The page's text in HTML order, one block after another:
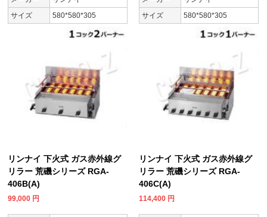
サイズ
580*580*305
サイズ
580*580*305
リンナイ 下火式 ガス赤外線グ
リラー 荒磯シリーズ RGA-
406B(A)
99,000 円
リンナイ 下火式 ガス赤外線グ
リラー 荒磯シリーズ RGA-
406C(A)
114,400 円